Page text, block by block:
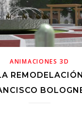
ANIMACIONES 3D